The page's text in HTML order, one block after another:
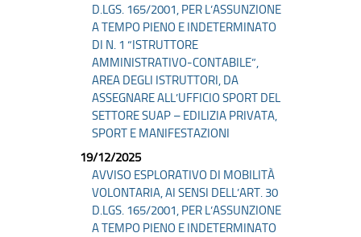
D.LGS. 165/2001, PER L’ASSUNZIONE
A TEMPO PIENO E INDETERMINATO
DI N. 1 “ISTRUTTORE
AMMINISTRATIVO-CONTABILE”,
AREA DEGLI ISTRUTTORI, DA
ASSEGNARE ALL’UFFICIO SPORT DEL
SETTORE SUAP – EDILIZIA PRIVATA,
SPORT E MANIFESTAZIONI
19/12/2025
AVVISO ESPLORATIVO DI MOBILITÀ
VOLONTARIA, AI SENSI DELL’ART. 30
D.LGS. 165/2001, PER L’ASSUNZIONE
A TEMPO PIENO E INDETERMINATO